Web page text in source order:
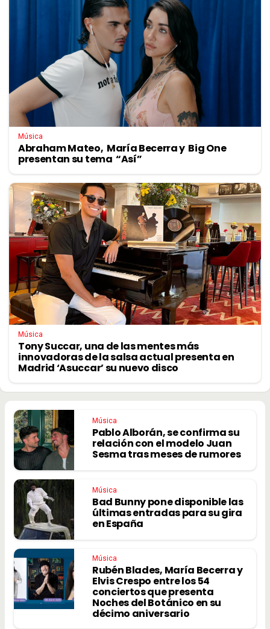
Música
Abraham Mateo, María Becerra y Big One
presentan su tema “Así”
Música
Tony Succar, una de las mentes más
innovadoras de la salsa actual presenta en
Madrid ‘Asuccar’ su nuevo disco
Música
Pablo Alborán, se confirma su
relación con el modelo Juan
Sesma tras meses de rumores
Música
Bad Bunny pone disponible las
últimas entradas para su gira
en España
Música
Rubén Blades, María Becerra y
Elvis Crespo entre los 54
conciertos que presenta
Noches del Botánico en su
décimo aniversario